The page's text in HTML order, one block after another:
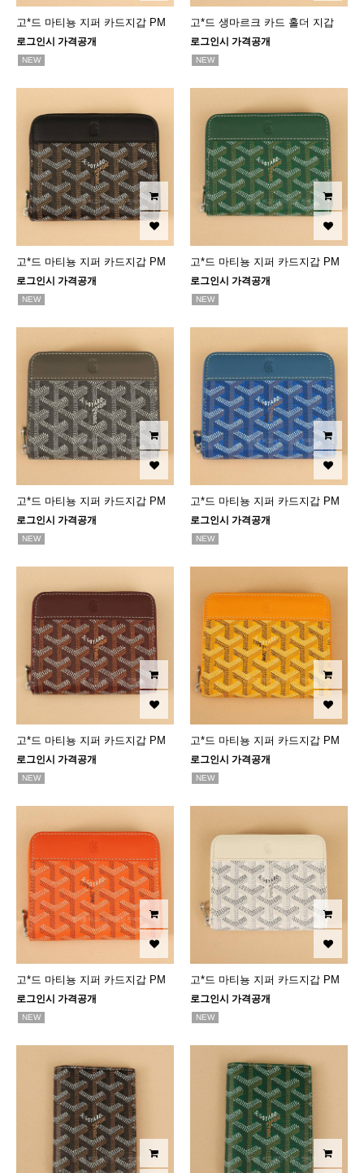
고*드 마티뇽 지퍼 카드지갑 PM
로그인시 가격공개
NEW
고*드 생마르크 카드 홀더 지갑
로그인시 가격공개
NEW
고*드 마티뇽 지퍼 카드지갑 PM
로그인시 가격공개
NEW
고*드 마티뇽 지퍼 카드지갑 PM
로그인시 가격공개
NEW
고*드 마티뇽 지퍼 카드지갑 PM
로그인시 가격공개
NEW
고*드 마티뇽 지퍼 카드지갑 PM
로그인시 가격공개
NEW
고*드 마티뇽 지퍼 카드지갑 PM
로그인시 가격공개
NEW
고*드 마티뇽 지퍼 카드지갑 PM
로그인시 가격공개
NEW
고*드 마티뇽 지퍼 카드지갑 PM
로그인시 가격공개
NEW
고*드 마티뇽 지퍼 카드지갑 PM
로그인시 가격공개
NEW